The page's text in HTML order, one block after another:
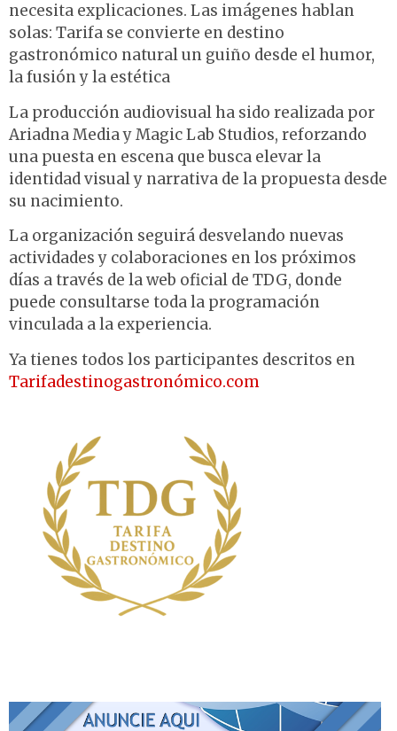
necesita explicaciones. Las imágenes hablan
solas: Tarifa se convierte en destino
gastronómico natural un guiño desde el humor,
la fusión y la estética
La producción audiovisual ha sido realizada por
Ariadna Media y Magic Lab Studios, reforzando
una puesta en escena que busca elevar la
identidad visual y narrativa de la propuesta desde
su nacimiento.
La organización seguirá desvelando nuevas
actividades y colaboraciones en los próximos
días a través de la web oficial de TDG, donde
puede consultarse toda la programación
vinculada a la experiencia.
Ya tienes todos los participantes descritos en
Tarifadestinogastronómico.com